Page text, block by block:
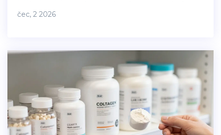
čec, 2 2026